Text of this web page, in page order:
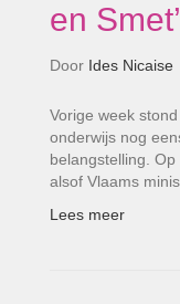
en Smet’
Door Ides Nicaise
Vorige week
onderwijs nog
belangstelling.
alsof Vlaams
Lees meer